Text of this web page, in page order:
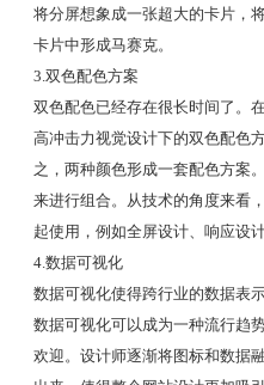
将分屏想象成一张超大的卡片，
卡片中形成马赛克。
3.双色配色方案
双色配色已经存在很长时间了。
高冲击力视觉设计下的双色配色
之，两种颜色形成一套配色方案
来进行组合。从技术的角度来看
起使用，例如全屏设计、响应设
4.数据可视化
数据可视化使得跨行业的数据表
数据可视化可以成为一种流行趋
欢迎。设计师逐渐将图标和数据